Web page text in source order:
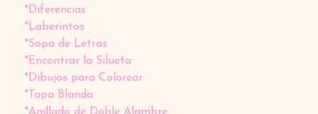
*Diferencias
*Laberintos
*Sopa de Letras
*Encontrar la Silueta
*Dibujos para Colorear
*Tapa Blanda